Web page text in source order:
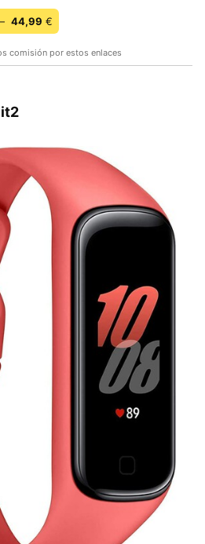
44,99 €
comisión por estos enlaces